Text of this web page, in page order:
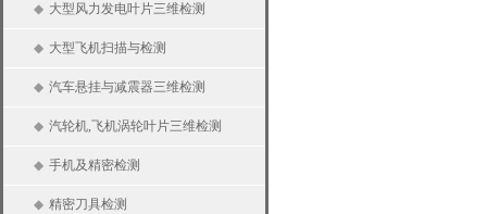
◆ 大型风力发电叶片三维检测
◆ 大型飞机扫描与检测
◆ 汽车悬挂与减震器三维检测
◆ 汽轮机,飞机涡轮叶片三维检测
◆ 手机及精密检测
◆ 精密刀具检测